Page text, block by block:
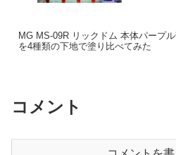
MG MS-09R リックドム 本体パープ
を4種類の下地で塗り比べてみた
コメント